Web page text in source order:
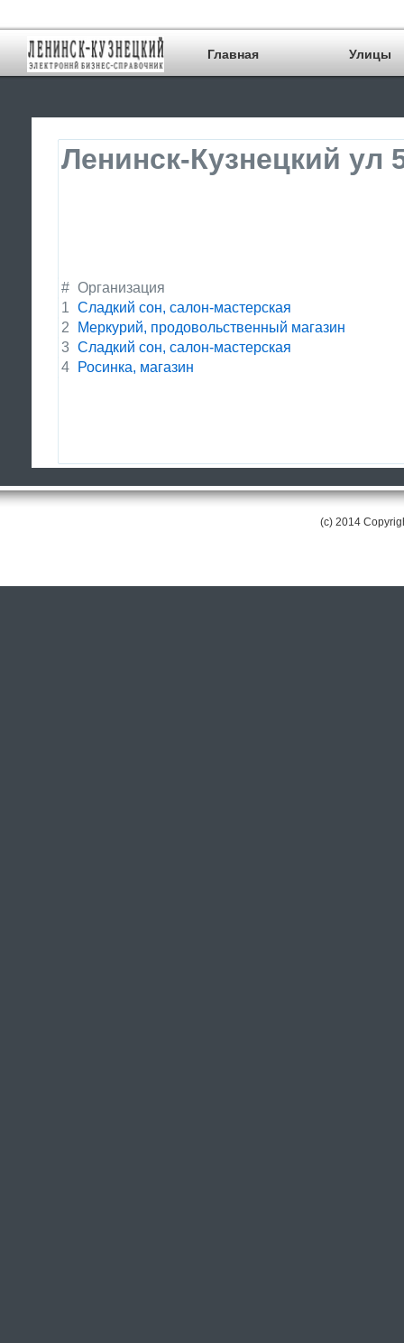
Главная Улицы
Ленинск-Кузнецкий ул
# Организация
1 Сладкий сон, салон-мастерская
2
Меркурий, продовольственный магазин
3 Сладкий сон, салон-мастерская
4
Росинка, магазин
(c) 2014